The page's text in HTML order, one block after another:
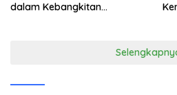
dalam Kebangkitan